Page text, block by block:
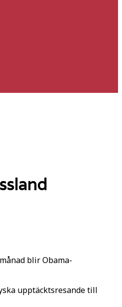
blir Obama-
upptäcktsresande till